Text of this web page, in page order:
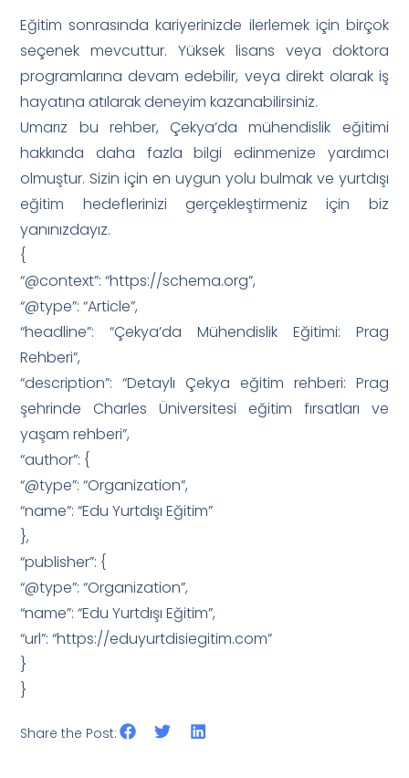
Eğitim sonrasında kariyerinizde ilerlemek için birçok
seçenek mevcuttur. Yüksek lisans veya doktora
programlarına devam edebilir, veya direkt olarak iş
hayatına atılarak deneyim kazanabilirsiniz.
Umarız bu rehber, Çekya’da mühendislik eğitimi
hakkında daha fazla bilgi edinmenize yardımcı
olmuştur. Sizin için en uygun yolu bulmak ve yurtdışı
eğitim hedeflerinizi gerçekleştirmeniz için biz
yanınızdayız.
{
“@context”: “https://schema.org”,
“@type”: “Article”,
“headline”: “Çekya’da Mühendislik Eğitimi: Prag
Rehberi”,
“description”: “Detaylı Çekya eğitim rehberi: Prag
şehrinde Charles Üniversitesi eğitim fırsatları ve
yaşam rehberi”,
“author”: {
“@type”: “Organization”,
“name”: “Edu Yurtdışı Eğitim”
},
“publisher”: {
“@type”: “Organization”,
“name”: “Edu Yurtdışı Eğitim”,
“url”: “https://eduyurtdisiegitim.com”
}
}
Share the Post: